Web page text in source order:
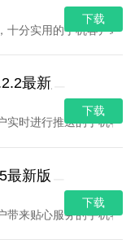
十分实用的手机客户端
下载
最新版
实时进行推送的手机客
下载
最新版
带来贴心服务的手机客
下载